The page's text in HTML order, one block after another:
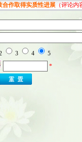
作取得实质性进展（评论内
3 4
5
*